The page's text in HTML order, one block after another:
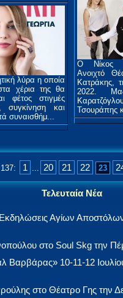
λύρα η οποία
χέρια της θα
φέτος στιγμές
συγκίνηση και
συναισθήμ...
Ο Νίκος
Ανοιχτό
Κατράκης,
2022.
Τσουράπης
1 ... 20 21 22 23
Τελευταία Νέα
Εκδηλώσεις Αγίων
στο Soul Skg την
Βαρβάρας» 10-11-12
στο Θέατρο Γης την